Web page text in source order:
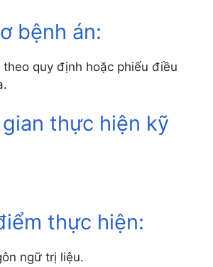
bệnh án:
theo quy định hoặc phiếu điều
gian thực hiện kỹ
thực hiện:
ngữ trị liệu.